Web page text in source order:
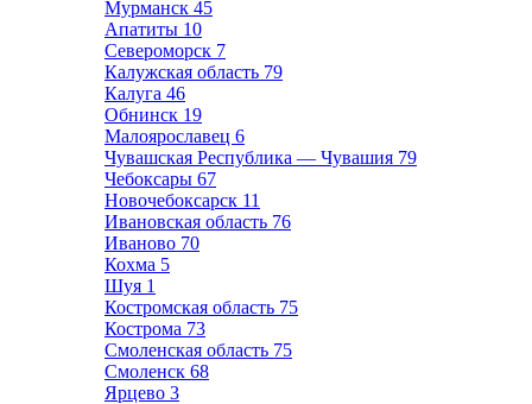
Мурманск 45
Апатиты 10
Североморск 7
Калужская область 79
Калуга 46
Обнинск 19
Малоярославец 6
Чувашская Республика — Чувашия 79
Чебоксары 67
Новочебоксарск 11
Ивановская область 76
Иваново 70
Кохма 5
Шуя 1
Костромская область 75
Кострома 73
Смоленская область 75
Смоленск 68
Ярцево 3